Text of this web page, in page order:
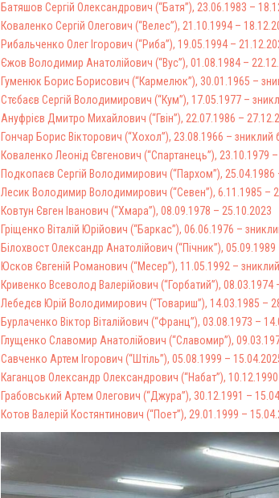
Батяшов Сергій Олександрович (“Батя”), 23.06.1983 –
Коваленко Сергій Олегович (“Велес”), 21.10.1994 –
Рибальченко Олег Ігорович (“Риба”), 19.05.1994 –
Єжов Володимир Анатолійович (“Вус”), 01.08.1984 –
Гуменюк Борис Борисович (“Кармелюк”), 30.01.1965 –
Стєбаєв Сергій Володимирович (“Кум”), 17.05.1977 –
Ануфрієв Дмитро Михайлович (“Гвін”), 22.07.1986 –
Гончар Борис Вікторович (“Хохол”), 23.08.1966 – зниклий
Коваленко Леонід Євгенович (“Спартанець”), 23.10.1979
Подкопаєв Сергій Володимирович (“Пархом”), 25.04.1986
Лесик Володимир Володимирович (“Севен”), 6.11.1985 –
Ковтун Євген Іванович (“Хмара”), 08.09.1978 – 25.10.2023
Гріщенко Віталій Юрійович (“Баркас”), 06.06.1976 –
Білохвост Олександр Анатолійович (“Пічник”),
Юсков Євгеній Романович (“Месер”), 11.05.1992 – зниклий
Кривенко Всеволод Валерійович (“Горбатий”), 08.03.1974
Лебедєв Юрій Володимирович (“Товариш”), 14.03.1985 –
Бурлаченко Віктор Віталійович (“Франц”), 03.08.1973 –
Глущенко Славомир Анатолійович (“Славомир”),
Савченко Артем Ігорович (“Штіль”), 05.08.1999 –
Каганцов Олександр Олександрович (“Набат”),
Грабовський Артем Олегович (“Джура”), 30.12.1991 –
Котов Валерій Костянтинович (“Поет”), 29.01.1999 –